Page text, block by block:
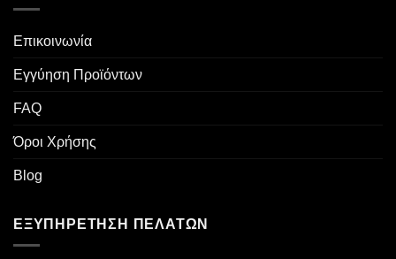
Επικοινωνία
Εγγύηση Προϊόντων
FAQ
Όροι Χρήσης
Blog
ΕΞΥΠΗΡΈΤΗΣΗ ΠΕΛΑΤΏΝ